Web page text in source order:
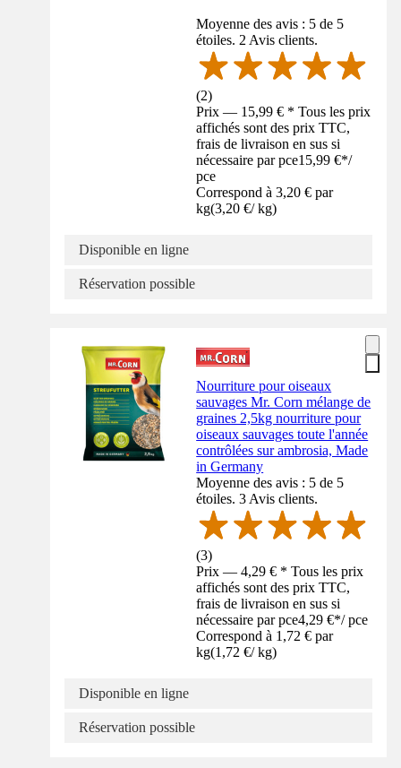
Moyenne des avis : 5 de 5
étoiles. 2 Avis clients.
(2)
Prix — 15,99 € * Tous les prix
affichés sont des prix TTC,
frais de livraison en sus si
nécessaire par pce15,99 €*/
pce
Correspond à 3,20 € par
kg(3,20 €/ kg)
Disponible en ligne
Réservation possible
Nourriture pour oiseaux
sauvages Mr. Corn mélange de
graines 2,5kg nourriture pour
oiseaux sauvages toute l'année
contrôlées sur ambrosia, Made
in Germany
Moyenne des avis : 5 de 5
étoiles. 3 Avis clients.
(3)
Prix — 4,29 € * Tous les prix
affichés sont des prix TTC,
frais de livraison en sus si
nécessaire par pce4,29 €*/ pce
Correspond à 1,72 € par
kg(1,72 €/ kg)
Disponible en ligne
Réservation possible